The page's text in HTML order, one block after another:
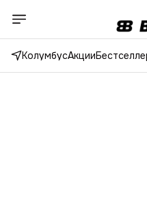
КолумбусАкции